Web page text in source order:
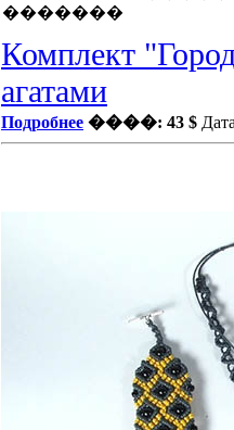
Комплект
агатами
Подробнее ����: 43 $